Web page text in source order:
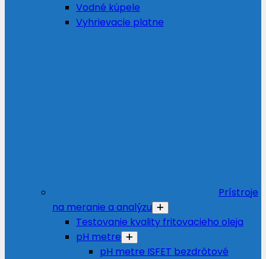
Vodné kúpele
Vyhrievacie platne
Prístroje
na meranie a analýzu
Testovanie kvality fritovacieho oleja
pH metre
pH metre ISFET bezdrôtové